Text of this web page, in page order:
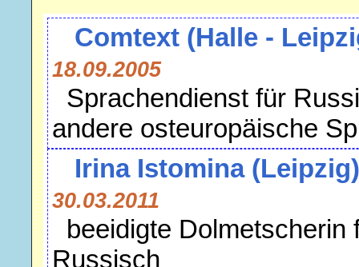
Comtext (Halle -
18.09.2005
Sprachendienst für
andere osteuropäische
Irina Istomina (Leipzig)
30.03.2011
beeidigte Dolmetscherin
Russisch